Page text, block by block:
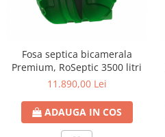
Fosa septica bicamerala
Premium, RoSeptic 3500 litri
11.890,00 Lei
ADAUGA IN COS